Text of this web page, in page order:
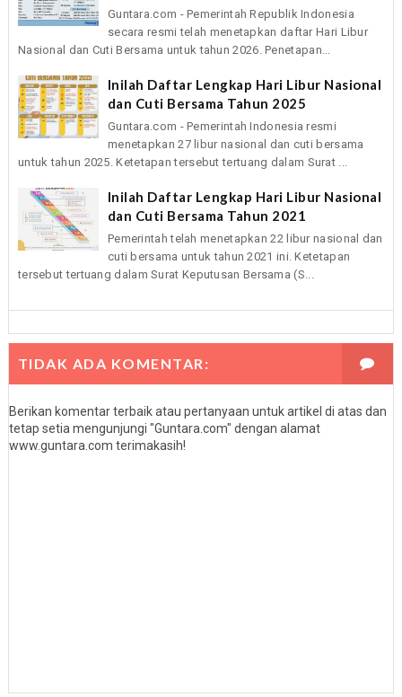
Guntara.com - Pemerintah Republik Indonesia
secara resmi telah menetapkan daftar Hari Libur
Nasional dan Cuti Bersama untuk tahun 2026. Penetapan...
Inilah Daftar Lengkap Hari Libur Nasional
dan Cuti Bersama Tahun 2025
Guntara.com - Pemerintah Indonesia resmi
menetapkan 27 libur nasional dan cuti bersama
untuk tahun 2025. Ketetapan tersebut tertuang dalam Surat ...
Inilah Daftar Lengkap Hari Libur Nasional
dan Cuti Bersama Tahun 2021
Pemerintah telah menetapkan 22 libur nasional dan
cuti bersama untuk tahun 2021 ini. Ketetapan
tersebut tertuang dalam Surat Keputusan Bersama (S...
TIDAK ADA KOMENTAR:
Berikan komentar terbaik atau pertanyaan untuk artikel di atas dan
tetap setia mengunjungi "Guntara.com" dengan alamat
www.guntara.com terimakasih!